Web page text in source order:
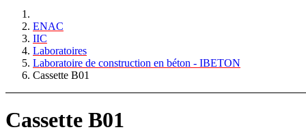
ENAC
IIC
Laboratoires
Laboratoire de construction en béton - IBETON
Cassette B01
Cassette B01